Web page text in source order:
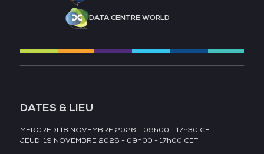
DATA CENTRE WORLD
DATES & LIEU
MERCREDI 18 NOVEMBRE 2026 - 09h00 - 17h30 CET
JEUDI 19 NOVEMBRE 2026 - 09h00 - 17h00 CET